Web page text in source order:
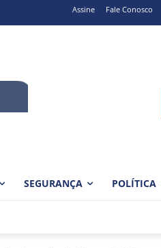
Assine Fale Conosco
SEGURANÇA POLÍTICA